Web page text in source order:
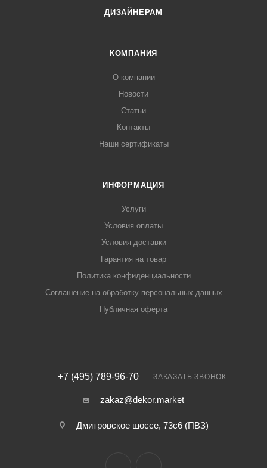
ДИЗАЙНЕРАМ
КОМПАНИЯ
О компании
Новости
Статьи
Контакты
Наши сертификаты
ИНФОРМАЦИЯ
Услуги
Условия оплаты
Условия доставки
Гарантия на товар
Политика конфиденциальности
Соглашение на обработку персональных данных
Публичная оферта
+7 (495) 789-96-70 ЗАКАЗАТЬ ЗВОНОК
zakaz@dekor.market
Дмитровское шоссе, 73с6 (ПВЗ)